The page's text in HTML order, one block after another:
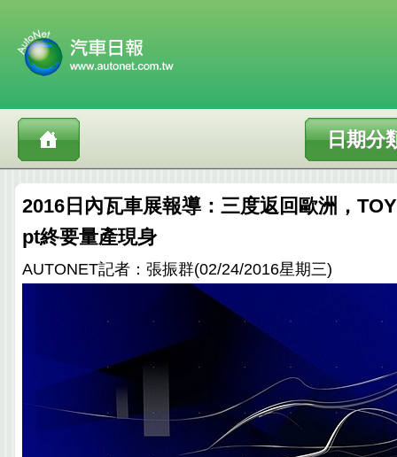
日期分
2016日內瓦車展報導：三度返回歐洲，
pt終要量產現身
AUTONET記者：張振群(02/24/2016星期三)